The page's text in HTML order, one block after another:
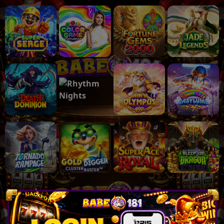
Populer Lihat lebih banyak